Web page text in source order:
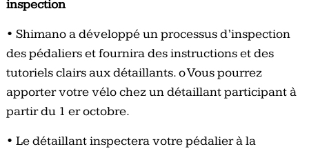
inspection
• Shimano a développé un processus d’inspection
des pédaliers et fournira des instructions et des
tutoriels clairs aux détaillants. o Vous pourrez
apporter votre vélo chez un détaillant participant à
partir du 1 er octobre.
• Le détaillant inspectera votre pédalier à la